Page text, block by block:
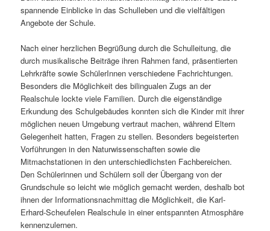
spannende Einblicke in das Schulleben und die vielfältigen
Angebote der Schule.
Nach einer herzlichen Begrüßung durch die Schulleitung, die
durch musikalische Beiträge ihren Rahmen fand, präsentierten
Lehrkräfte sowie SchülerInnen verschiedene Fachrichtungen.
Besonders die Möglichkeit des bilingualen Zugs an der
Realschule lockte viele Familien. Durch die eigenständige
Erkundung des Schulgebäudes konnten sich die Kinder mit ihrer
möglichen neuen Umgebung vertraut machen, während Eltern
Gelegenheit hatten, Fragen zu stellen. Besonders begeisterten
Vorführungen in den Naturwissenschaften sowie die
Mitmachstationen in den unterschiedlichsten Fachbereichen.
Den Schülerinnen und Schülern soll der Übergang von der
Grundschule so leicht wie möglich gemacht werden, deshalb bot
ihnen der Informationsnachmittag die Möglichkeit, die Karl-
Erhard-Scheufelen Realschule in einer entspannten Atmosphäre
kennenzulernen.